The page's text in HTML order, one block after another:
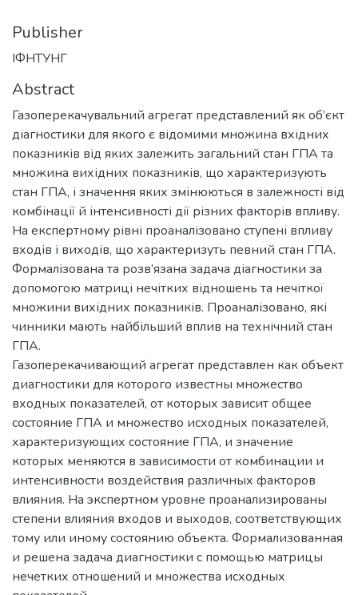
Publisher
ІФНТУНГ
Abstract
Газоперекачувальний агрегат представлений як об’єкт
діагностики для якого є відомими множина вхідних
показників від яких залежить загальний стан ГПА та
множина вихідних показників, що характеризують
стан ГПА, і значення яких змінюються в залежності від
комбінації й інтенсивності дії різних факторів впливу.
На експертному рівні проаналізовано ступені впливу
входів і виходів, що характеризуть певний стан ГПА.
Формалізована та розв’язана задача діагностики за
допомогою матриці нечітких відношень та нечіткої
множини вихідних показників. Проаналізовано, які
чинники мають найбільший вплив на технічний стан
ГПА.
Газоперекачивающий агрегат представлен как объект
диагностики для которого известны множество
входных показателей, от которых зависит общее
состояние ГПА и множество исходных показателей,
характеризующих состояние ГПА, и значение
которых меняются в зависимости от комбинации и
интенсивности воздействия различных факторов
влияния. На экспертном уровне проанализированы
степени влияния входов и выходов, соответствующих
тому или иному состоянию объекта. Формализованная
и решена задача диагностики с помощью матрицы
нечетких отношений и множества исходных